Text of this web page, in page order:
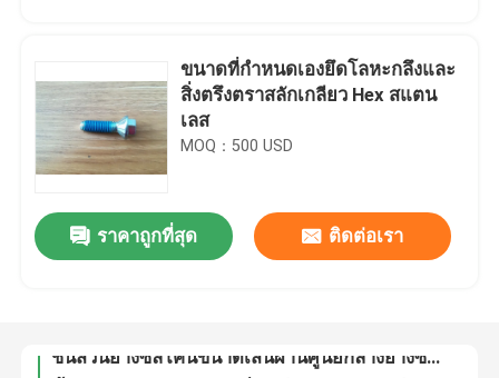
บ้าน
สินค้า
เกี่ยวกับเรา
ขนาดที่กำหนดเองยึดโลหะกลึงและ
สิ่งตรึงตราสลักเกลียว Hex สแตน
เลส
MOQ：500 USD
ราคาถูกที่สุด ติดต่อเรา